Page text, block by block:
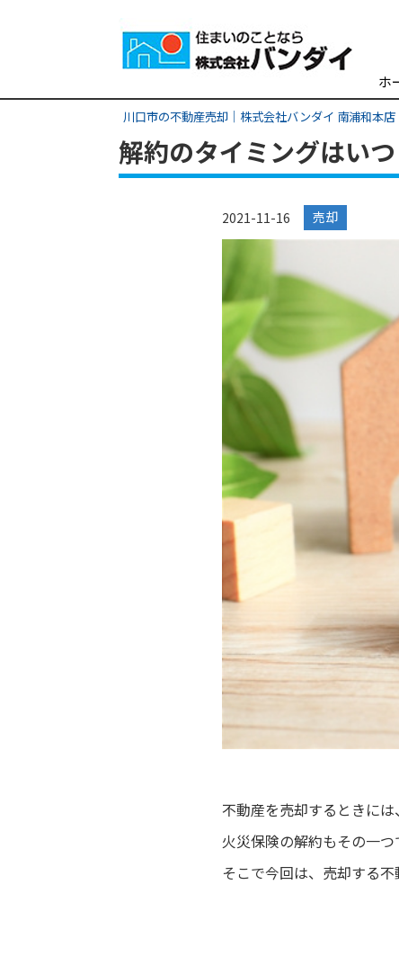
ホ
川口市の不動産売却｜株式会社バンダイ 南浦和本店
解約のタイミングはい
2021-11-16 売却
不動産を売却するときには
火災保険の解約もその一
そこで今回は、売却する